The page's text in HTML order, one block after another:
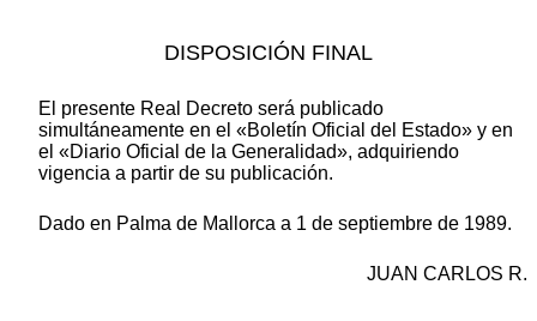
DISPOSICIÓN FINAL
El presente Real Decreto será publicado
simultáneamente en el «Boletín Oficial del Estado» y en
el «Diario Oficial de la Generalidad», adquiriendo
vigencia a partir de su publicación.
Dado en Palma de Mallorca a 1 de septiembre de 1989.
JUAN CARLOS R.